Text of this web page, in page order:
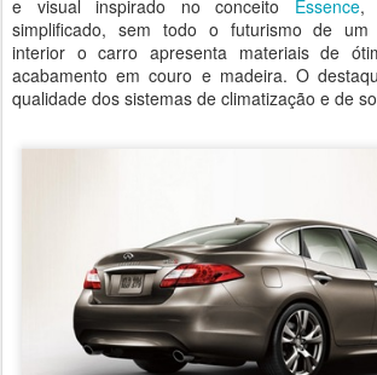
e visual inspirado no conceito Essence,
simplificado, sem todo o futurismo de um
interior o carro apresenta materiais de
acabamento em couro e madeira. O
qualidade dos sistemas de climatização e de